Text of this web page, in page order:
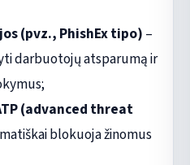
(pvz., PhishEx tipo) –
darbuotojų atsparumą ir
(advanced threat
blokuoja žinomus